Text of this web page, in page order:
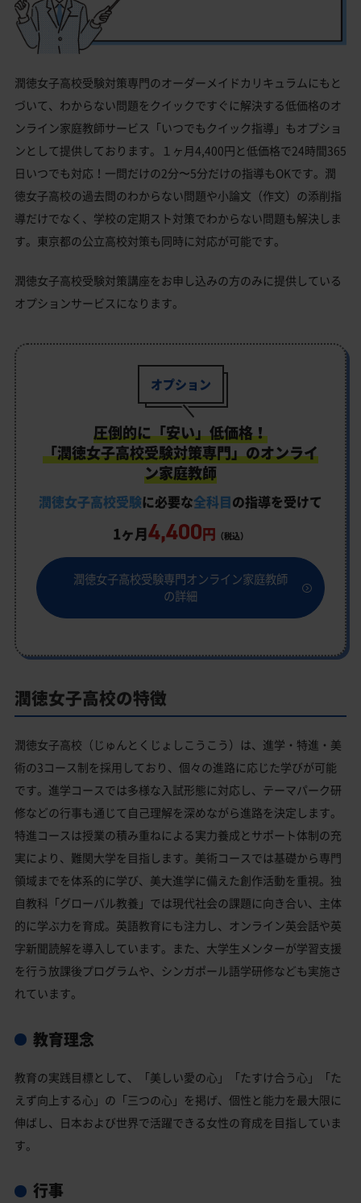
潤徳女子高校受験対策専門のオーダーメイドカリキュラムにもと
づいて、わからない問題をクイックですぐに解決する低価格のオ
ンライン家庭教師サービス「いつでもクイック指導」もオプショ
ンとして提供しております。１ヶ月4,400円と低価格で24時間365
日いつでも対応！一問だけの2分〜5分だけの指導もOKです。潤
徳女子高校の過去問のわからない問題や小論文（作文）の添削指
導だけでなく、学校の定期スト対策でわからない問題も解決しま
す。東京都の公立高校対策も同時に対応が可能です。
潤徳女子高校受験対策講座をお申し込みの方のみに提供している
オプションサービスになります。
オプション
圧倒的に「安い」低価格！
「潤徳女子高校受験対策専門」のオンライ
ン家庭教師
潤徳女子高校受験に必要な全科目の指導を受けて
1ヶ月4,400円 （税込）
潤徳女子高校受験専門オンライン家庭教師
の詳細
潤徳女子高校の特徴
潤徳女子高校（じゅんとくじょしこうこう）は、進学・特進・美
術の3コース制を採用しており、個々の進路に応じた学びが可能
です。進学コースでは多様な入試形態に対応し、テーマパーク研
修などの行事も通じて自己理解を深めながら進路を決定します。
特進コースは授業の積み重ねによる実力養成とサポート体制の充
実により、難関大学を目指します。美術コースでは基礎から専門
領域までを体系的に学び、美大進学に備えた創作活動を重視。独
自教科「グローバル教養」では現代社会の課題に向き合い、主体
的に学ぶ力を育成。英語教育にも注力し、オンライン英会話や英
字新聞読解を導入しています。また、大学生メンターが学習支援
を行う放課後プログラムや、シンガポール語学研修なども実施さ
れています。
教育理念
教育の実践目標として、「美しい愛の心」「たすけ合う心」「た
えず向上する心」の「三つの心」を掲げ、個性と能力を最大限に
伸ばし、日本および世界で活躍できる女性の育成を目指していま
す。
行事